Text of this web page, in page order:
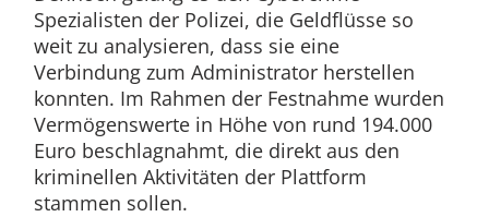
Spezialisten der Polizei, die Geldflüsse so
weit zu analysieren, dass sie eine
Verbindung zum Administrator herstellen
konnten. Im Rahmen der Festnahme wurden
Vermögenswerte in Höhe von rund 194.000
Euro beschlagnahmt, die direkt aus den
kriminellen Aktivitäten der Plattform
stammen sollen.